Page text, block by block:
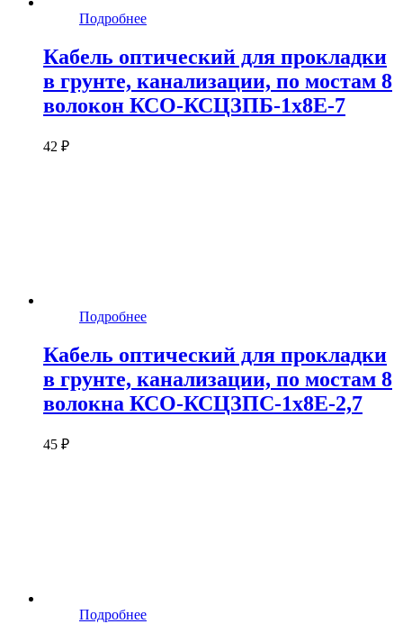
Подробнее
Кабель оптический для прокладки
в грунте, канализации, по мостам 8
волокон КСО-КСЦЗПБ-1х8Е-7
42 ₽
Подробнее
Кабель оптический для прокладки
в грунте, канализации, по мостам 8
волокна КСО-КСЦЗПС-1х8Е-2,7
45 ₽
Подробнее